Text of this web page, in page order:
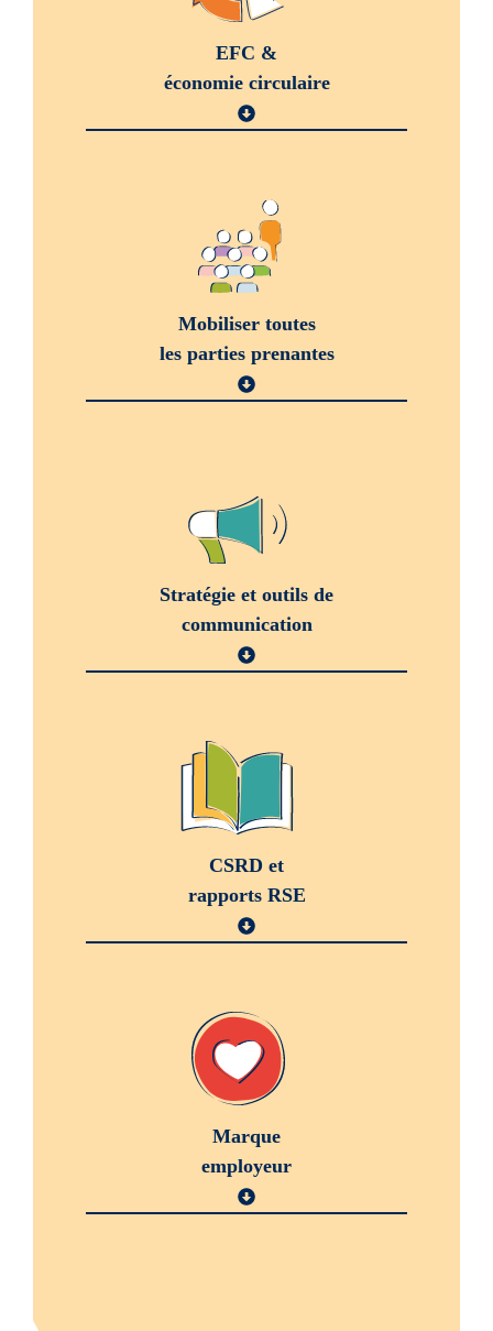
EFC &
économie circulaire
Mobiliser toutes
les parties prenantes
Stratégie et outils de
communication
CSRD et
rapports RSE
Marque
employeur